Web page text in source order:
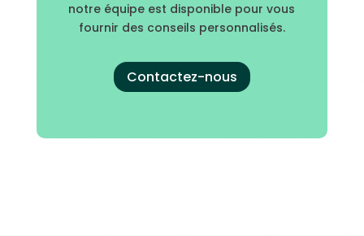
notre équipe est disponible pour vous
fournir des conseils personnalisés.
Contactez-nous